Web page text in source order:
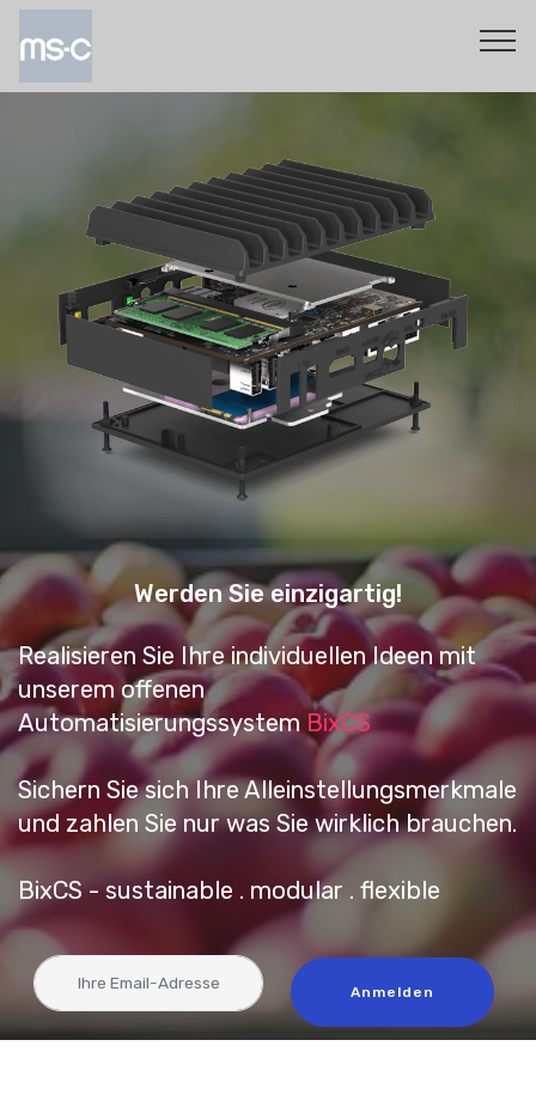
Werden Sie einzigartig!
Realisieren Sie Ihre individuellen Ideen mit
unserem offenen
Automatisierungssystem BixCS
Sichern Sie sich Ihre Alleinstellungsmerkmale
und zahlen Sie nur was Sie wirklich brauchen.
BixCS - sustainable . modular . flexible
Anmelden